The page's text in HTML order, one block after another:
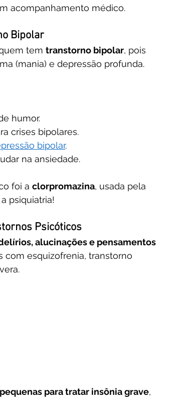
acompanhamento médico.
Bipolar
tem transtorno bipolar, pois
(mania) e depressão profunda.
humor.
crises bipolares.
bipolar.
na ansiedade.
foi a clorpromazina, usada pela
psiquiatria!
Psicóticos
alucinações e pensamentos
com esquizofrenia, transtorno
para tratar insônia grave,